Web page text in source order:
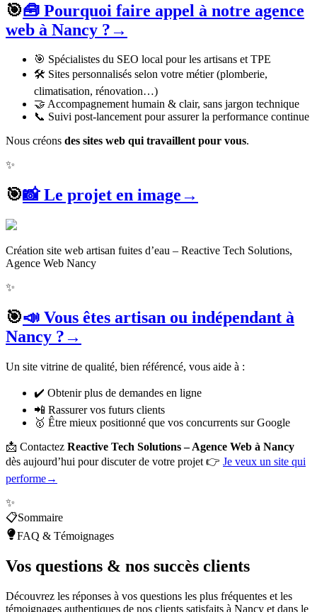
🎯🧰 Pourquoi faire appel à notre agence
web à Nancy ?→
🎯 Spécialistes du SEO local pour les artisans et TPE
🛠️ Sites personnalisés selon votre métier (plomberie,
climatisation, rénovation…)
🤝 Accompagnement humain & clair, sans jargon technique
📞 Suivi post-lancement pour assurer la performance continue
Nous créons des sites web qui travaillent pour vous.
✨
🎯📸 Le projet en image→
Création site web artisan fuites d’eau – Reactive Tech Solutions,
Agence Web Nancy
✨
🎯📣 Vous êtes artisan ou indépendant à
Nancy ?→
Un site vitrine de qualité, bien référencé, vous aide à :
✔️ Obtenir plus de demandes en ligne
📲 Rassurer vos futurs clients
🥇 Être mieux positionné que vos concurrents sur Google
📩 Contactez Reactive Tech Solutions – Agence Web à Nancy
dès aujourd’hui pour discuter de votre projet 👉 Je veux un site qui
performe→
✨
📋Sommaire
FAQ & Témoignages
Vos questions & nos succès clients
Découvrez les réponses à vos questions les plus fréquentes et les
témoignages authentiques de nos clients satisfaits à Nancy et dans le